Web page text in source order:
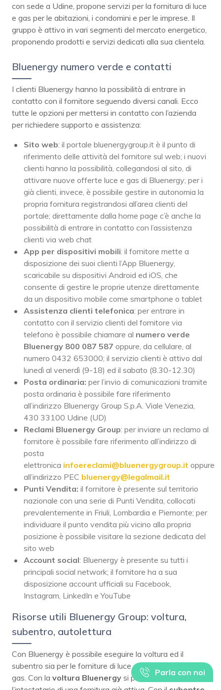
con sede a Udine, propone servizi per la fornitura di luce
e gas per le abitazioni, i condomini e per le imprese. Il
gruppo è attivo in vari segmenti del mercato energetico,
proponendo prodotti e servizi dedicati alla sua clientela.
Bluenergy numero verde e contatti
I clienti Bluenergy hanno la possibilità di entrare in
contatto con il fornitore seguendo diversi canali. Ecco
tutte le opzioni per mettersi in contatto con l’azienda
per richiedere supporto e assistenza:
Sito web: il portale bluenergygroup.it è il punto di
riferimento delle attività del fornitore sul web; i nuovi
clienti hanno la possibilità, collegandosi al sito, di
attivare nuove offerte luce e gas di Bluenergy; per i
già clienti, invece, è possibile gestire in autonomia la
propria fornitura registrandosi all’area clienti del
portale; direttamente dalla home page c’è anche la
possibilità di entrare in contatto con l’assistenza
clienti via web chat
App per dispositivi mobili: il fornitore mette a
disposizione dei suoi clienti l’App Bluenergy,
scaricabile su dispositivi Android ed iOS, che
consente di gestire le proprie utenze direttamente
da un dispositivo mobile come smartphone o tablet
Assistenza clienti telefonica: per entrare in
contatto con il servizio clienti del fornitore via
telefono è possibile chiamare al numero verde
Bluenergy 800 087 587 oppure, da cellulare, al
numero 0432 653000; il servizio clienti è attivo dal
lunedì al venerdì (9-18) ed il sabato (8.30-12.30)
Posta ordinaria: per l’invio di comunicazioni tramite
posta ordinaria è possibile fare riferimento
all’indirizzo Bluenergy Group S.p.A. Viale Venezia,
430 33100 Udine (UD)
Reclami Bluenergy Group: per inviare un reclamo al
fornitore è possibile fare riferimento all’indirizzo di
posta
elettronica infoereclami@bluenergygroup.it oppure
all’indirizzo PEC bluenergy@legalmail.it
Punti Vendita: il fornitore è presente sul territorio
nazionale con una serie di Punti Vendita, collocati
prevalentemente in Friuli, Lombardia e Piemonte; per
individuare il punto vendita più vicino alla propria
posizione è possibile visitare la sezione dedicata del
sito web
Account social: Bluenergy è presente su tutti i
principali social network; il fornitore ha a sua
disposizione account ufficiali su Facebook,
Instagram, LinkedIn e YouTube
Risorse utili Bluenergy Group: voltura,
subentro, autolettura
Con Bluenergy è possibile eseguire la voltura ed il
subentro sia per le forniture di luce che per le forniture di
gas. Con la voltura Bluenergy si può cambiare
Parla con noi